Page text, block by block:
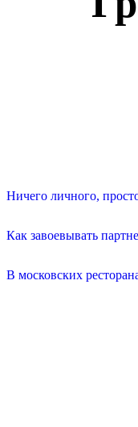
Ничего личного,
Как завоевывать
В московских